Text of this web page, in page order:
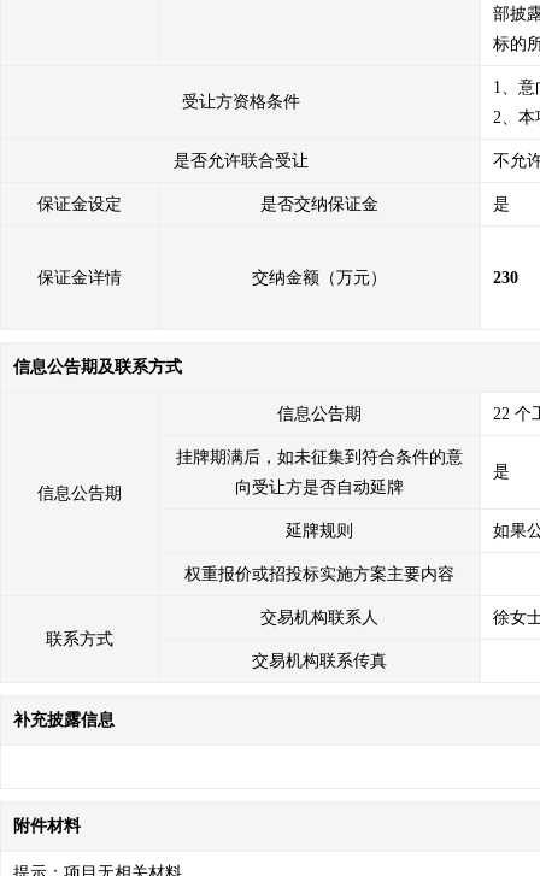
部披
标的
受让方资格条件
1、
2、本
是否允许联合受让 不允
保证金设定 是否交纳保证金 是
保证金详情 交纳金额（万元） 230
信息公告期及联系方式
信息公告期
信息公告期 22 个
挂牌期满后，如未征集到符合条件的意
向受让方是否自动延牌
是
延牌规则 如果
权重报价或招投标实施方案主要内容
联系方式
交易机构联系人 徐女
交易机构联系传真
补充披露信息
附件材料